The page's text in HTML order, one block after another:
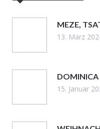
MEZE,
13. März
DOMINICA
15. Januar